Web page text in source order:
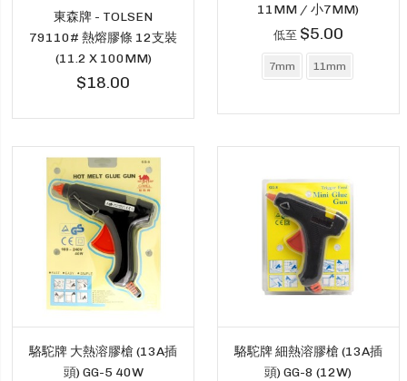
東森牌 - TOLSEN
79110# 熱熔膠條 12支裝
(11.2 X 100MM)
$18.00
11MM / 小7MM)
低至 $5.00
7mm 11mm
駱駝牌 大熱溶膠槍 (13A插
頭) GG-5 40W
駱駝牌 細熱溶膠槍 (13A插
頭) GG-8 (12W)